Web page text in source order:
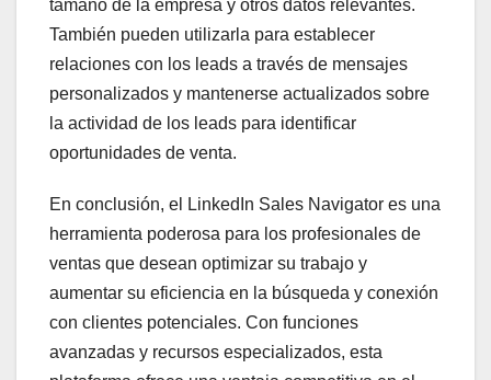
tamaño de la empresa y otros datos relevantes.
También pueden utilizarla para establecer
relaciones con los leads a través de mensajes
personalizados y mantenerse actualizados sobre
la actividad de los leads para identificar
oportunidades de venta.
En conclusión, el LinkedIn Sales Navigator es una
herramienta poderosa para los profesionales de
ventas que desean optimizar su trabajo y
aumentar su eficiencia en la búsqueda y conexión
con clientes potenciales. Con funciones
avanzadas y recursos especializados, esta